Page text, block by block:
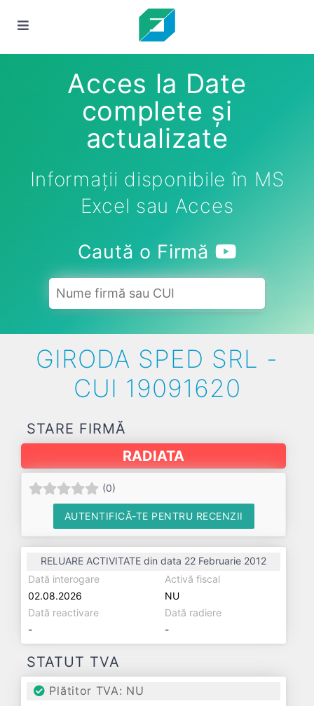
Acces la Date
complete și
actualizate
Informații disponibile în MS
Excel sau Acces
Caută o Firmă
GIRODA SPED SRL -
CUI 19091620
STARE FIRMĂ
RADIATA
(0)
AUTENTIFICĂ-TE PENTRU RECENZII
RELUARE ACTIVITATE din data 22 Februarie 2012
Dată interogare
02.08.2026
Activă fiscal
NU
Dată reactivare
-
Dată radiere
-
STATUT TVA
Plătitor TVA: NU